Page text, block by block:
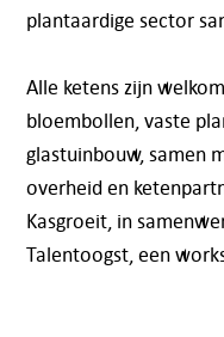
plantaardige sector
Alle ketens zijn
bloembollen, vaste
glastuinbouw, samen
overheid en
Kasgroeit, in
Talentoogst, een